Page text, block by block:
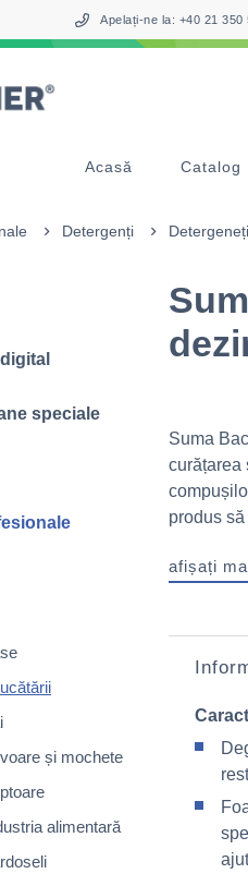
Apelați-ne la: +40 21 350
Acasă Catalog
Detergenți
speciale
și mochete
alimentară
Suma
curățarea
produs
afișați